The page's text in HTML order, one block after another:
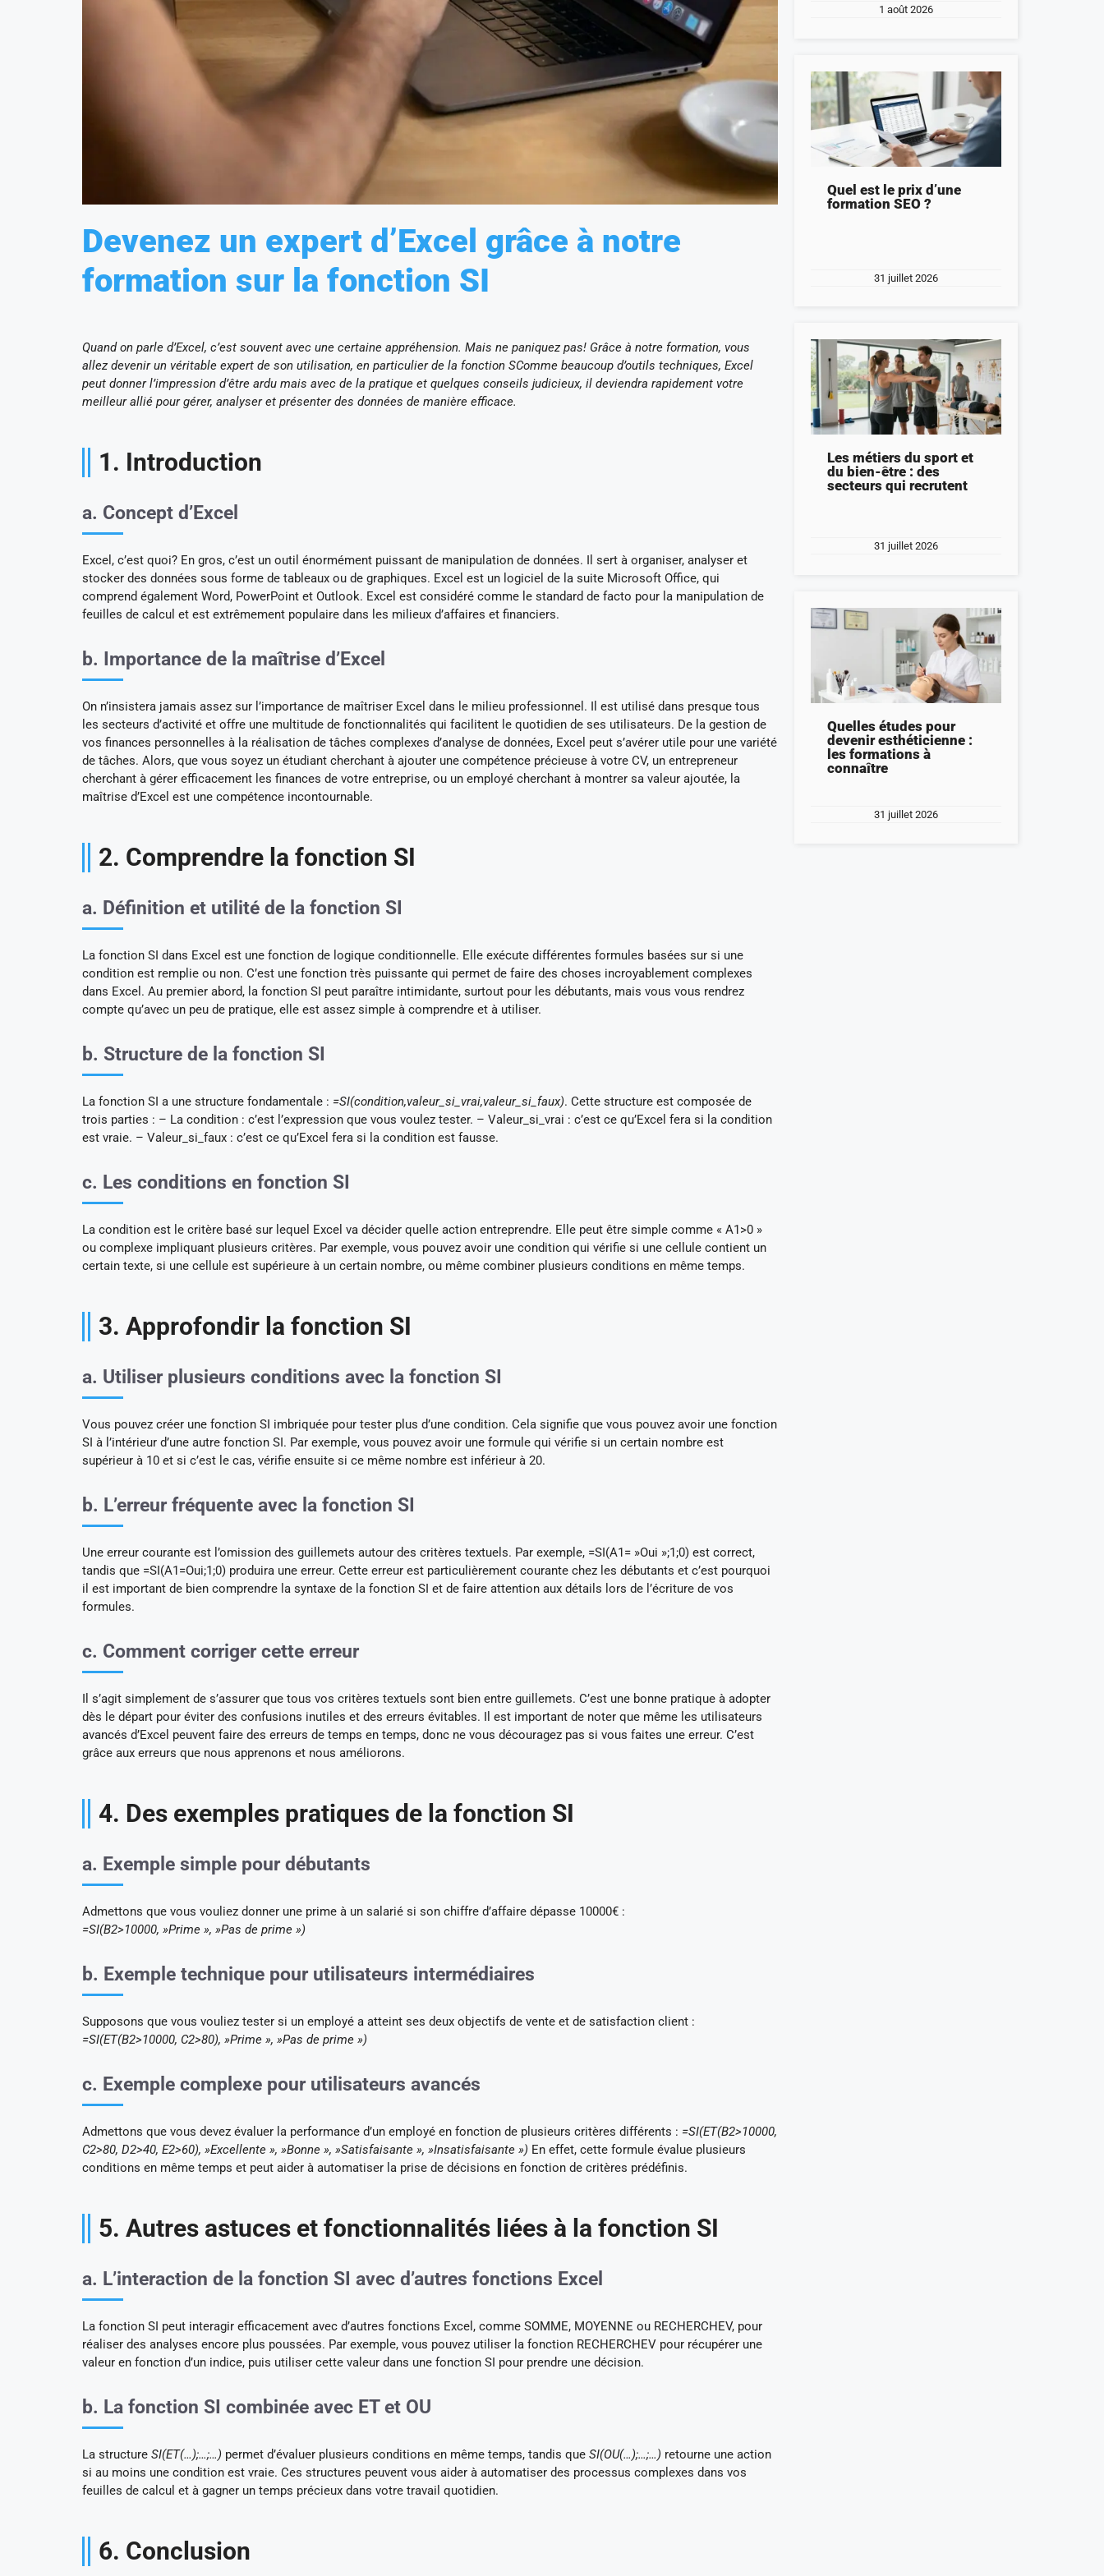
Devenez un expert d’Excel grâce à notre
formation sur la fonction SI
Quand on parle d’Excel, c’est souvent avec une certaine appréhension. Mais ne paniquez pas! Grâce à notre formation, vous
allez devenir un véritable expert de son utilisation, en particulier de la fonction SComme beaucoup d’outils techniques, Excel
peut donner l’impression d’être ardu mais avec de la pratique et quelques conseils judicieux, il deviendra rapidement votre
meilleur allié pour gérer, analyser et présenter des données de manière efficace.
1. Introduction
a. Concept d’Excel
Excel, c’est quoi? En gros, c’est un outil énormément puissant de manipulation de données. Il sert à organiser, analyser et
stocker des données sous forme de tableaux ou de graphiques. Excel est un logiciel de la suite Microsoft Office, qui
comprend également Word, PowerPoint et Outlook. Excel est considéré comme le standard de facto pour la manipulation de
feuilles de calcul et est extrêmement populaire dans les milieux d’affaires et financiers.
b. Importance de la maîtrise d’Excel
On n’insistera jamais assez sur l’importance de maîtriser Excel dans le milieu professionnel. Il est utilisé dans presque tous
les secteurs d’activité et offre une multitude de fonctionnalités qui facilitent le quotidien de ses utilisateurs. De la gestion de
vos finances personnelles à la réalisation de tâches complexes d’analyse de données, Excel peut s’avérer utile pour une variété
de tâches. Alors, que vous soyez un étudiant cherchant à ajouter une compétence précieuse à votre CV, un entrepreneur
cherchant à gérer efficacement les finances de votre entreprise, ou un employé cherchant à montrer sa valeur ajoutée, la
maîtrise d’Excel est une compétence incontournable.
2. Comprendre la fonction SI
a. Définition et utilité de la fonction SI
La fonction SI dans Excel est une fonction de logique conditionnelle. Elle exécute différentes formules basées sur si une
condition est remplie ou non. C’est une fonction très puissante qui permet de faire des choses incroyablement complexes
dans Excel. Au premier abord, la fonction SI peut paraître intimidante, surtout pour les débutants, mais vous vous rendrez
compte qu’avec un peu de pratique, elle est assez simple à comprendre et à utiliser.
b. Structure de la fonction SI
La fonction SI a une structure fondamentale : =SI(condition,valeur_si_vrai,valeur_si_faux). Cette structure est composée de
trois parties : – La condition : c’est l’expression que vous voulez tester. – Valeur_si_vrai : c’est ce qu’Excel fera si la condition
est vraie. – Valeur_si_faux : c’est ce qu’Excel fera si la condition est fausse.
c. Les conditions en fonction SI
La condition est le critère basé sur lequel Excel va décider quelle action entreprendre. Elle peut être simple comme « A1>0 »
ou complexe impliquant plusieurs critères. Par exemple, vous pouvez avoir une condition qui vérifie si une cellule contient un
certain texte, si une cellule est supérieure à un certain nombre, ou même combiner plusieurs conditions en même temps.
3. Approfondir la fonction SI
a. Utiliser plusieurs conditions avec la fonction SI
Vous pouvez créer une fonction SI imbriquée pour tester plus d’une condition. Cela signifie que vous pouvez avoir une fonction
SI à l’intérieur d’une autre fonction SI. Par exemple, vous pouvez avoir une formule qui vérifie si un certain nombre est
supérieur à 10 et si c’est le cas, vérifie ensuite si ce même nombre est inférieur à 20.
b. L’erreur fréquente avec la fonction SI
Une erreur courante est l’omission des guillemets autour des critères textuels. Par exemple, =SI(A1= »Oui »;1;0) est correct,
tandis que =SI(A1=Oui;1;0) produira une erreur. Cette erreur est particulièrement courante chez les débutants et c’est pourquoi
il est important de bien comprendre la syntaxe de la fonction SI et de faire attention aux détails lors de l’écriture de vos
formules.
c. Comment corriger cette erreur
Il s’agit simplement de s’assurer que tous vos critères textuels sont bien entre guillemets. C’est une bonne pratique à adopter
dès le départ pour éviter des confusions inutiles et des erreurs évitables. Il est important de noter que même les utilisateurs
avancés d’Excel peuvent faire des erreurs de temps en temps, donc ne vous découragez pas si vous faites une erreur. C’est
grâce aux erreurs que nous apprenons et nous améliorons.
4. Des exemples pratiques de la fonction SI
a. Exemple simple pour débutants
Admettons que vous vouliez donner une prime à un salarié si son chiffre d’affaire dépasse 10000€ :
=SI(B2>10000, »Prime », »Pas de prime »)
b. Exemple technique pour utilisateurs intermédiaires
Supposons que vous vouliez tester si un employé a atteint ses deux objectifs de vente et de satisfaction client :
=SI(ET(B2>10000, C2>80), »Prime », »Pas de prime »)
c. Exemple complexe pour utilisateurs avancés
Admettons que vous devez évaluer la performance d’un employé en fonction de plusieurs critères différents : =SI(ET(B2>10000,
C2>80, D2>40, E2>60), »Excellente », »Bonne », »Satisfaisante », »Insatisfaisante ») En effet, cette formule évalue plusieurs
conditions en même temps et peut aider à automatiser la prise de décisions en fonction de critères prédéfinis.
5. Autres astuces et fonctionnalités liées à la fonction SI
a. L’interaction de la fonction SI avec d’autres fonctions Excel
La fonction SI peut interagir efficacement avec d’autres fonctions Excel, comme SOMME, MOYENNE ou RECHERCHEV, pour
réaliser des analyses encore plus poussées. Par exemple, vous pouvez utiliser la fonction RECHERCHEV pour récupérer une
valeur en fonction d’un indice, puis utiliser cette valeur dans une fonction SI pour prendre une décision.
b. La fonction SI combinée avec ET et OU
La structure SI(ET(…);…;…) permet d’évaluer plusieurs conditions en même temps, tandis que SI(OU(…);…;…) retourne une action
si au moins une condition est vraie. Ces structures peuvent vous aider à automatiser des processus complexes dans vos
feuilles de calcul et à gagner un temps précieux dans votre travail quotidien.
6. Conclusion
1 août 2026
Quel est le prix d’une
formation SEO ?
31 juillet 2026
Les métiers du sport et
du bien-être : des
secteurs qui recrutent
31 juillet 2026
Quelles études pour
devenir esthéticienne :
les formations à
connaître
31 juillet 2026